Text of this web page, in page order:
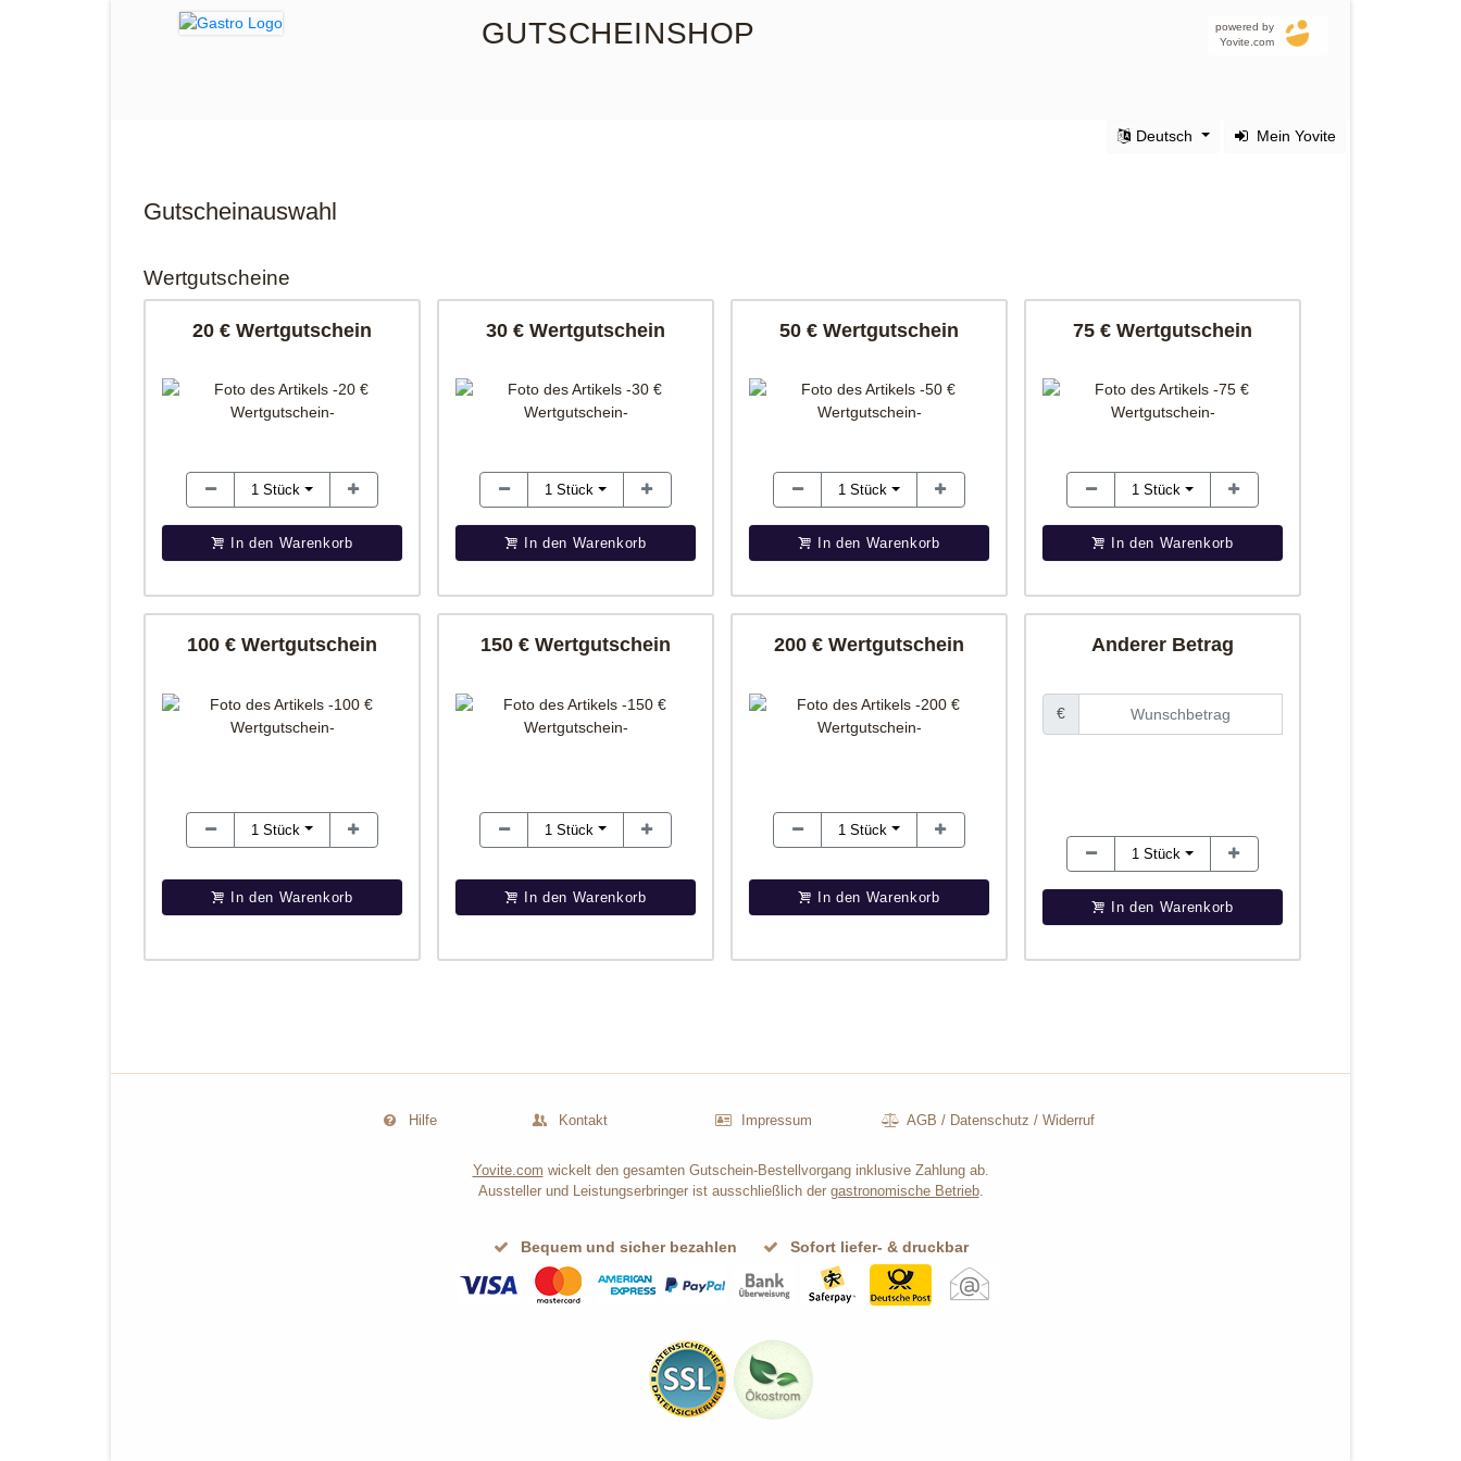
GUTSCHEINSHOP
powered by
Yovite.com
Mein Yovite
Deutsch
Gutscheinauswahl
Wertgutscheine
20 € Wertgutschein
1Stück
In den Warenkorb
30 € Wertgutschein
1Stück
In den Warenkorb
50 € Wertgutschein
1Stück
In den Warenkorb
75 € Wertgutschein
1Stück
In den Warenkorb
100 € Wertgutschein
1Stück
In den Warenkorb
150 € Wertgutschein
1Stück
In den Warenkorb
200 € Wertgutschein
1Stück
In den Warenkorb
Anderer Betrag
€
1Stück
In den Warenkorb
Hilfe Kontakt Impressum AGB / Datenschutz /Widerruf
Yovite.com wickelt den gesamten Gutschein-Bestellvorgang inklusive Zahlung ab.
Aussteller und Leistungserbringer ist ausschließlich der gastronomische Betrieb.
Bequem und sicher bezahlen Sofort liefer- & druckbar